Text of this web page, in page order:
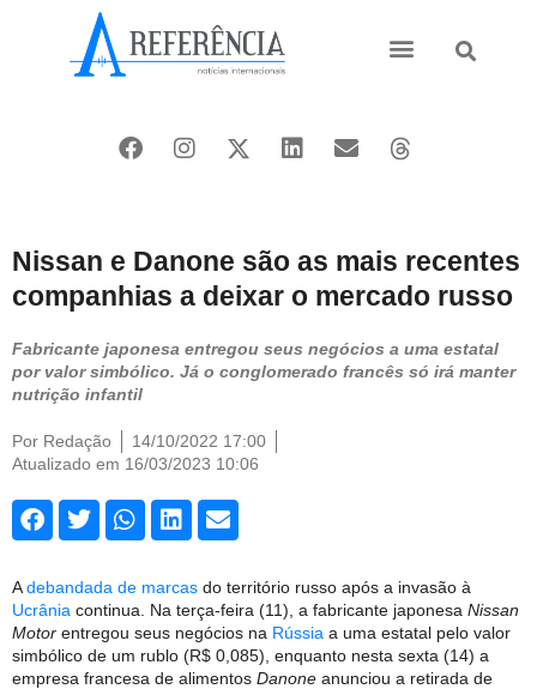
Nissan e Danone são as mais recentes
companhias a deixar o mercado russo
Fabricante japonesa entregou seus negócios a uma estatal
por valor simbólico. Já o conglomerado francês só irá manter
nutrição infantil
Por Redação
14/10/2022 17:00
Atualizado em 16/03/2023 10:06
Adebandada de marcas do território russo após a invasão à
Ucrânia continua. Na terça-feira (11), a fabricante japonesa Nissan
Motor entregou seus negócios na Rússia a uma estatal pelo valor
simbólico de um rublo (R$ 0,085), enquanto nesta sexta (14) a
empresa francesa de alimentos Danone anunciou a retirada de